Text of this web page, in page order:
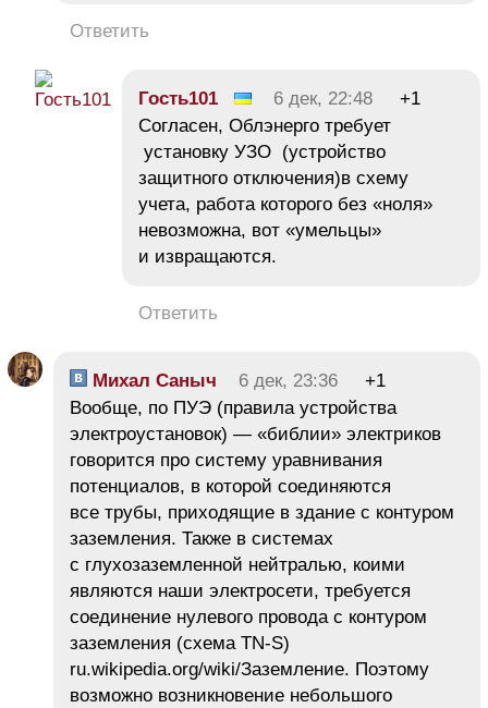
Ответить
Гость101 6 дек, 22:48
+1
Согласен, Облэнерго требует
установку УЗО (устройство
защитного отключения)в схему
учета, работа которого без «ноля»
невозможна, вот «умельцы»
и извращаются.
Ответить
Михал Саныч 6 дек, 23:36
+1
Вообще, по ПУЭ (правила устройства
электроустановок) — «библии» электриков
говорится про систему уравнивания
потенциалов, в которой соединяются
все трубы, приходящие в здание с контуром
заземления. Также в системах
с глухозаземленной нейтралью, коими
являются наши электросети, требуется
соединение нулевого провода с контуром
заземления (схема TN-S)
ru.wikipedia.org/wiki/Заземление. Поэтому
возможно возникновение небольшого